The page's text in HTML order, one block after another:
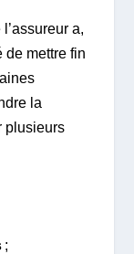
a,
de mettre fin
la
plusieurs
;